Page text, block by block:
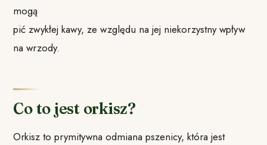
mogą
pić zwykłej kawy, ze względu na jej niekorzystny wpływ
na wrzody.
Co to jest orkisz?
Orkisz to prymitywna odmiana pszenicy, która jest